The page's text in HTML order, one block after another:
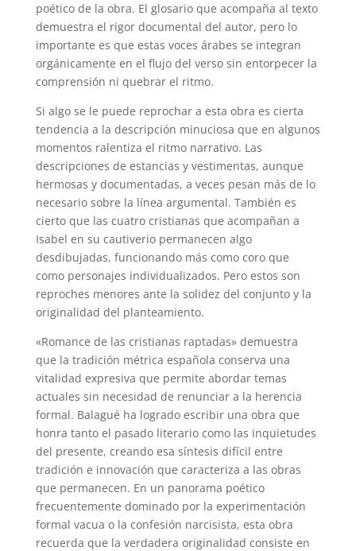
poético de la obra. El glosario que acompaña al texto
demuestra el rigor documental del autor, pero lo
importante es que estas voces árabes se integran
orgánicamente en el flujo del verso sin entorpecer la
comprensión ni quebrar el ritmo.
Si algo se le puede reprochar a esta obra es cierta
tendencia a la descripción minuciosa que en algunos
momentos ralentiza el ritmo narrativo. Las
descripciones de estancias y vestimentas, aunque
hermosas y documentadas, a veces pesan más de lo
necesario sobre la línea argumental. También es
cierto que las cuatro cristianas que acompañan a
Isabel en su cautiverio permanecen algo
desdibujadas, funcionando más como coro que
como personajes individualizados. Pero estos son
reproches menores ante la solidez del conjunto y la
originalidad del planteamiento.
«Romance de las cristianas raptadas» demuestra
que la tradición métrica española conserva una
vitalidad expresiva que permite abordar temas
actuales sin necesidad de renunciar a la herencia
formal. Balagué ha logrado escribir una obra que
honra tanto el pasado literario como las inquietudes
del presente, creando esa síntesis difícil entre
tradición e innovación que caracteriza a las obras
que permanecen. En un panorama poético
frecuentemente dominado por la experimentación
formal vacua o la confesión narcisista, esta obra
recuerda que la verdadera originalidad consiste en